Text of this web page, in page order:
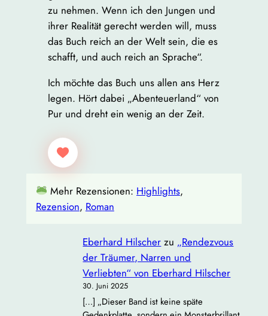
zu nehmen. Wenn ich den Jungen und
ihrer Realität gerecht werden will, muss
das Buch reich an der Welt sein, die es
schafft, und auch reich an Sprache“.
Ich möchte das Buch uns allen ans Herz
legen. Hört dabei „Abenteuerland“ von
Pur und dreht ein wenig an der Zeit.
Mehr Rezensionen: Highlights
Rezension, Roman
Eberhard Hilscher zu „Rendezvous
der Träumer, Narren und
Verliebten“ von Eberhard Hilscher
30. Juni 2025
[…] „Dieser Band ist keine späte